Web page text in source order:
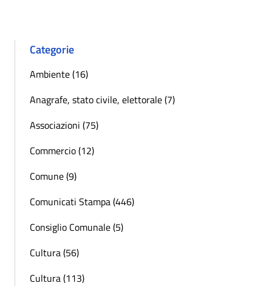
Categorie
Ambiente (16)
Anagrafe, stato civile, elettorale (7)
Associazioni (75)
Commercio (12)
Comune (9)
Comunicati Stampa (446)
Consiglio Comunale (5)
Cultura (56)
Cultura (113)